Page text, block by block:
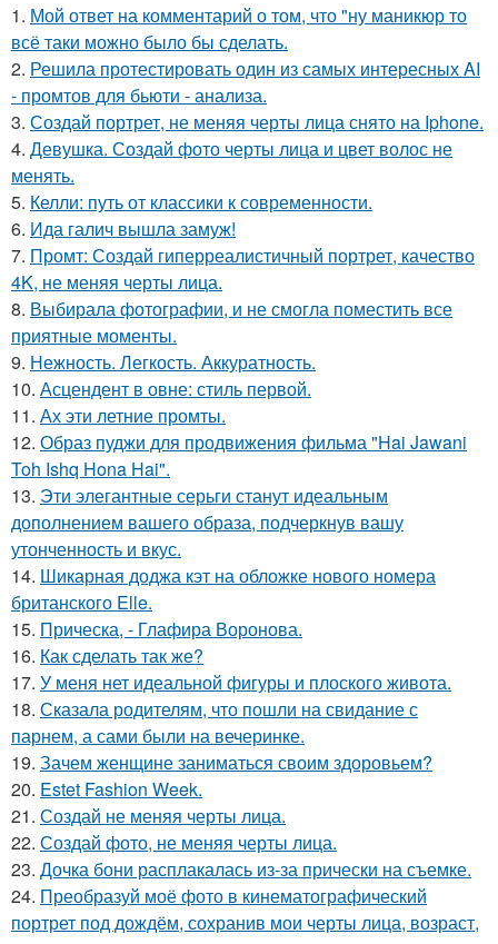
1. Мой ответ на комментарий о том, что "ну маникюр то
всё таки можно было бы сделать.
2. Решила протестировать один из самых интересных AI
- промтов для бьюти - анализа.
3. Создай портрет, не меняя черты лица снято на Iphone.
4. Девушка. Создай фото черты лица и цвет волос не
менять.
5. Келли: путь от классики к современности.
6. Ида галич вышла замуж!
7. Промт: Создай гиперреалистичный портрет, качество
4K, не меняя черты лица.
8. Выбирала фотографии, и не смогла поместить все
приятные моменты.
9. Нежность. Легкость. Аккуратность.
10. Асцендент в овне: стиль первой.
11. Ах эти летние промты.
12. Образ пуджи для продвижения фильма "Hai Jawani
Toh Ishq Hona Hai".
13. Эти элегантные серьги станут идеальным
дополнением вашего образа, подчеркнув вашу
утонченность и вкус.
14. Шикарная доджа кэт на обложке нового номера
британского Elle.
15. Прическа, - Глафира Воронова.
16. Как сделать так же?
17. У меня нет идеальной фигуры и плоского живота.
18. Сказала родителям, что пошли на свидание с
парнем, а сами были на вечеринке.
19. Зачем женщине заниматься своим здоровьем?
20. Estet Fashion Week.
21. Создай не меняя черты лица.
22. Создай фото, не меняя черты лица.
23. Дочка бони расплакалась из-за прически на съемке.
24. Преобразуй моё фото в кинематографический
портрет под дождём, сохранив мои черты лица, возраст,